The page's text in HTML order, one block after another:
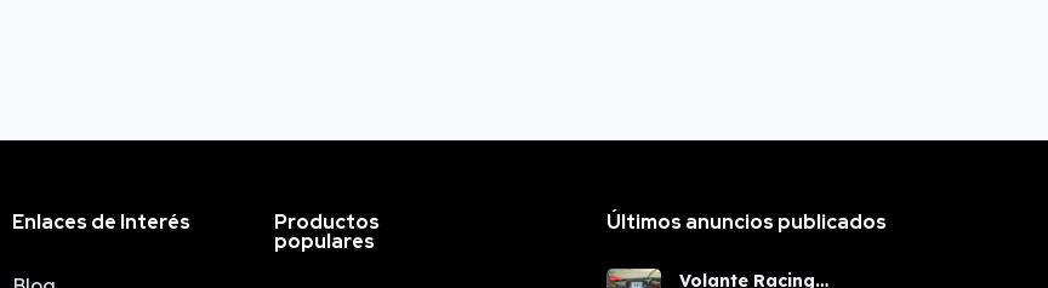
Enlaces de Interés Productos
populares
Últimos anuncios publicados
Volante Racing